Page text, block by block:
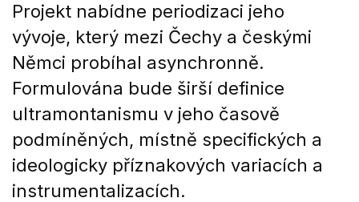
Projekt nabídne periodizaci jeho
vývoje, který mezi Čechy a českými
Němci probíhal asynchronně.
Formulována bude širší definice
ultramontanismu v jeho časově
podmíněných, místně specifických a
ideologicky příznakových variacích a
instrumentalizacích.